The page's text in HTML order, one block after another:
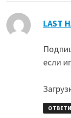
LAST
если